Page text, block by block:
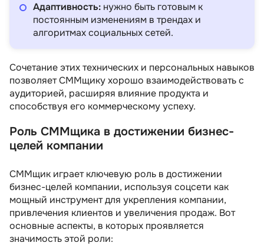
Адаптивность: нужно быть готовым к
постоянным изменениям в трендах и
алгоритмах социальных сетей.
Сочетание этих технических и персональных навыков
позволяет СММщику хорошо взаимодействовать с
аудиторией, расширяя влияние продукта и
способствуя его коммерческому успеху.
Роль СММщика в достижении бизнес-
целей компании
СММщик играет ключевую роль в достижении
бизнес-целей компании, используя соцсети как
мощный инструмент для укрепления компании,
привлечения клиентов и увеличения продаж. Вот
основные аспекты, в которых проявляется
значимость этой роли: